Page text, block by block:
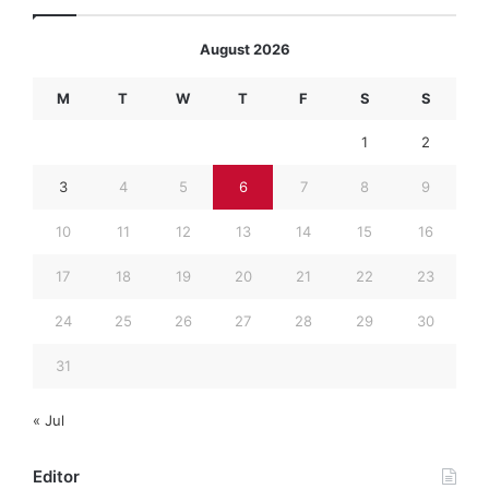
August 2026
M T W T F S S
1 2
3 4 5 6 7 8 9
10 11 12 13 14 15 16
17 18 19 20 21 22 23
24 25 26 27 28 29 30
31
« Jul
Editor